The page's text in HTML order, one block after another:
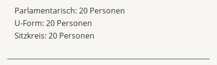
Parlamentarisch: 20 Personen
U-Form: 20 Personen
Sitzkreis: 20 Personen